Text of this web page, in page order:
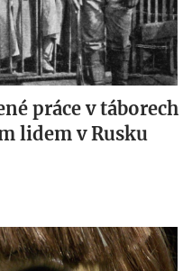
práce v táborech
lidem v Rusku